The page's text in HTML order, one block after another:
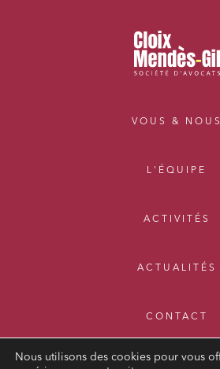
VOUS & NOUS
L'ÉQUIPE
ACTIVITÉS
ACTUALITÉS
CONTACT
Nous utilisons des cookies pour vous